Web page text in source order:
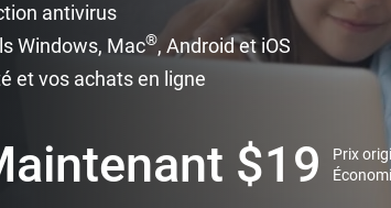
antivirus
Windows, Mac®, Android et iOS
et vos achats en ligne
$19 Prix